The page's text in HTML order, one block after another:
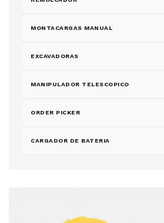
MONTACARGAS MANUAL
EXCAVADORAS
MANIPULADOR TELESCOPICO
ORDER PICKER
CARGADOR DE BATERIA